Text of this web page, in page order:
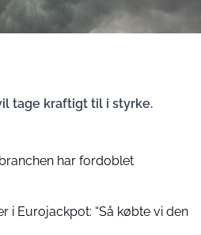
tage kraftigt til i styrke.
har fordoblet
i Eurojackpot: “Så købte vi den